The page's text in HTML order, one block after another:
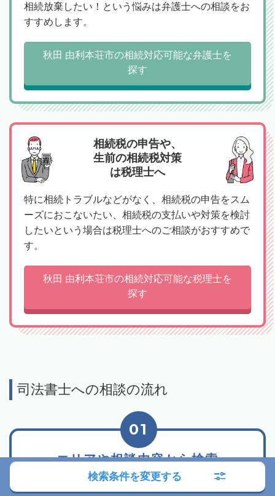
相続放棄したい！という悩みは弁護士への相談をお
すすめします。
秋田 由利本荘市の相続対応可能な弁護士を
探す
相続税の申告や、
生前の相続税対策
は税理士へ
特に相続トラブルなどがなく、相続税の申告をスム
ーズにおこないたい、相続税の支払いや対策を検討
したいという場合は税理士へのご相談がおすすめで
す。
秋田 由利本荘市の相続対応可能な税理士を
探す
司法書士への相談の流れ
エリアや相談内容から検索
01
検索条件を変更する